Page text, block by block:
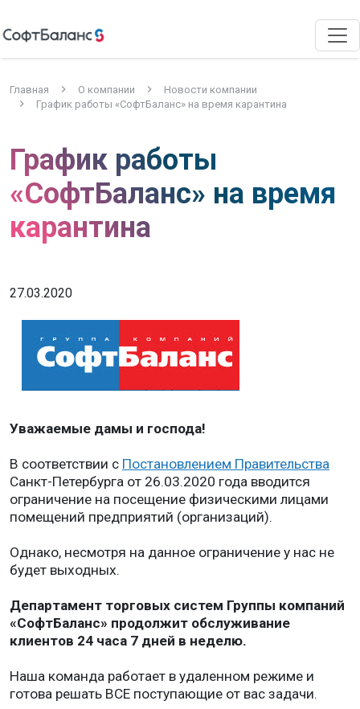
Главная О компании
Новости компании
График работы «СофтБаланс» на время карантина
График работы
«СофтБаланс» на время
карантина
27.03.2020
Уважаемые дамы и господа!
В соответствии с Постановлением Правительства
Санкт-Петербурга от 26.03.2020 года вводится
ограничение на посещение физическими лицами
помещений предприятий (организаций).
Однако, несмотря на данное ограничение у нас не
будет выходных.
Департамент торговых систем Группы компаний
«СофтБаланс» продолжит обслуживание
клиентов 24 часа 7 дней в неделю.
Наша команда работает в удаленном режиме и
готова решать ВСЕ поступающие от вас задачи.